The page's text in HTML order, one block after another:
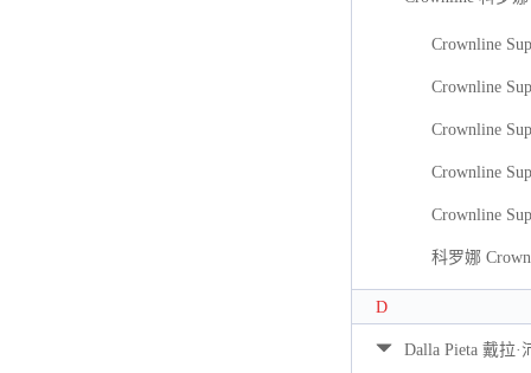
Crownline
Crownline
Crownline
Crownline
Crownline
科罗娜
D
Dalla Pieta 戴拉·